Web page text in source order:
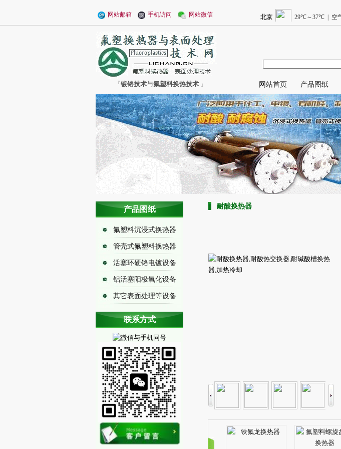
『镀铬技术与氟塑料换热技术 』 网站首页 产品图纸
产品图纸
氟塑料沉浸式换热器
管壳式氟塑料换热器
活塞环硬铬电镀设备
铝活塞阳极氧化设备
其它表面处理等设备
耐腐蚀换热器
铁氟龙加热器
铁氟龙冷却器
铁氟龙换热器
耐酸加热器-酸池加热设备
氟塑料电加热器
反应釜换热器
氟塑料加热器
磷化涂装酸洗加热器
联系方式
耐酸换热器
网站邮箱 手机访问 网站微信